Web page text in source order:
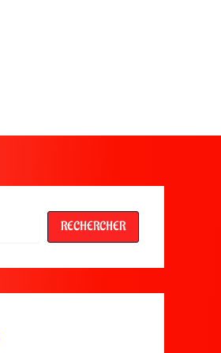
RECHERCHER